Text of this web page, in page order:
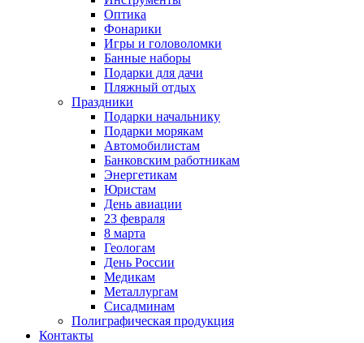
Оптика
Фонарики
Игры и головоломки
Банные наборы
Подарки для дачи
Пляжный отдых
Праздники
Подарки начальнику
Подарки морякам
Автомобилистам
Банковским работникам
Энергетикам
Юристам
День авиации
23 февраля
8 марта
Геологам
День России
Медикам
Металлургам
Сисадминам
Полиграфическая продукция
Контакты